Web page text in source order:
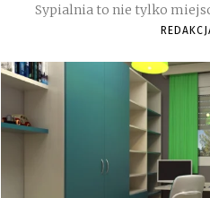
Sypialnia to nie tylko